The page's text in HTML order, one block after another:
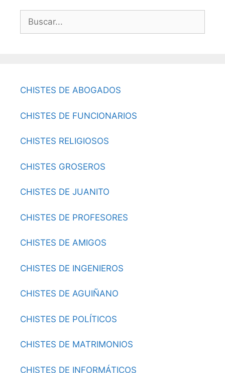
Buscar:
CHISTES DE ABOGADOS
CHISTES DE FUNCIONARIOS
CHISTES RELIGIOSOS
CHISTES GROSEROS
CHISTES DE JUANITO
CHISTES DE PROFESORES
CHISTES DE AMIGOS
CHISTES DE INGENIEROS
CHISTES DE AGUIÑANO
CHISTES DE POLÍTICOS
CHISTES DE MATRIMONIOS
CHISTES DE INFORMÁTICOS